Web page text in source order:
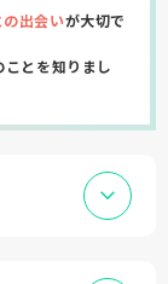
の出会いが大切で
とを知りまし